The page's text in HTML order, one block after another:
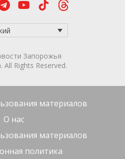
Запорожья
All Rights Reserved.
материалов
О нас
материалов
политика